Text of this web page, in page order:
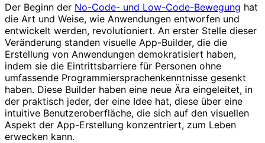
Der Beginn der No-Code- und Low-Code-Bewegung hat
die Art und Weise, wie Anwendungen entworfen und
entwickelt werden, revolutioniert. An erster Stelle dieser
Veränderung standen visuelle App-Builder, die die
Erstellung von Anwendungen demokratisiert haben,
indem sie die Eintrittsbarriere für Personen ohne
umfassende Programmiersprachenkenntnisse gesenkt
haben. Diese Builder haben eine neue Ära eingeleitet, in
der praktisch jeder, der eine Idee hat, diese über eine
intuitive Benutzeroberfläche, die sich auf den visuellen
Aspekt der App-Erstellung konzentriert, zum Leben
erwecken kann.